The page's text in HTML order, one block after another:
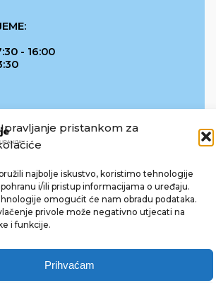
pristankom za
najbolje iskustvo, koristimo tehnologije
i/ili pristup informacijama o uređaju.
omogućit će nam obradu podataka.
privole može negativno utjecati na
i funkcije.
Prihvaćam
- 16:00
HRVATSKA